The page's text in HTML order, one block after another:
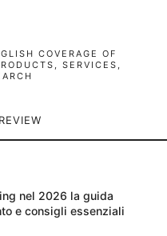
COVERAGE OF
SERVICES,
nel 2026 la guida
e consigli essenziali